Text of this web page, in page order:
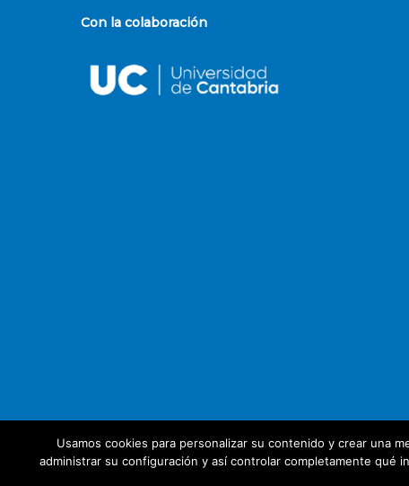
Con la colaboración
Usamos cookies para personalizar su contenido y crear una
administrar su configuración y así controlar completamente qué